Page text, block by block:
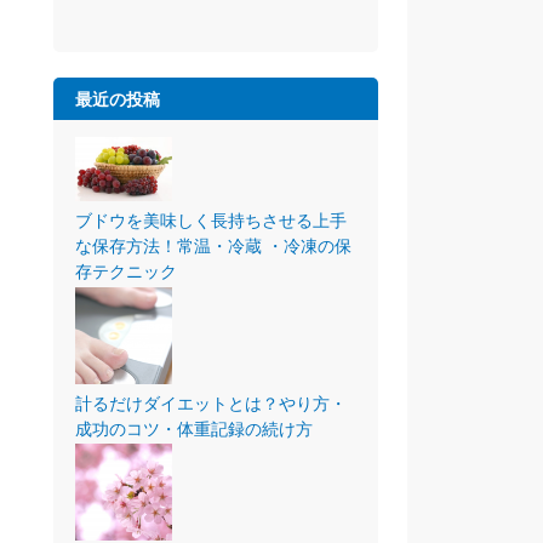
最近の投稿
ブドウを美味しく長持ちさせる上手
な保存方法！常温・冷蔵 ・冷凍の保
存テクニック
計るだけダイエットとは？やり方・
成功のコツ・体重記録の続け方